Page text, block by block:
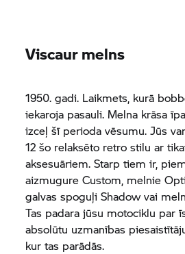
Viscaur melns
1950. gadi. Laikmets, kurā
iekaroja pasauli. Melna krāsa
izceļ šī perioda vēsumu. Jūs
12 šo relaksēto retro stilu ar
aksesuāriem. Starp tiem ir,
aizmugure Custom, melnie
galvas spoguļi Shadow vai
Tas padara jūsu motociklu par
absolūtu uzmanības
kur tas parādās.